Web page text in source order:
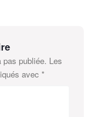
publiée. Les
avec *